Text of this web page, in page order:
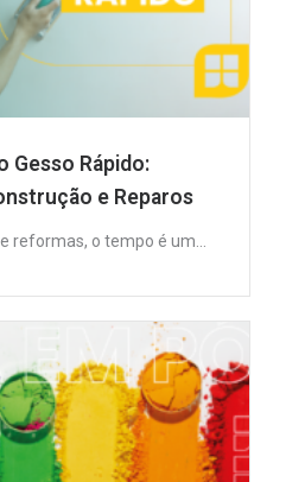
Gesso Rápido:
e Reparos
reformas, o tempo é um...